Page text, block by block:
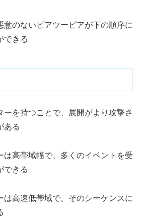
意のないピアツーピアが下の順序に
できる
ーを持つことで、展開がより攻撃さ
ある
は高帯域幅で、多くのイベントを受
できる
は高速低帯域で、そのシーケンスに